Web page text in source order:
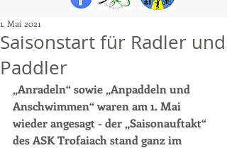
Saisonstart für Radler und
Paddler
1. Mai 2021
„Anradeln“ sowie „Anpaddeln und
Anschwimmen“ waren am 1. Mai
wieder angesagt - der „Saisonauftakt“
des ASK Trofaiach stand ganz im